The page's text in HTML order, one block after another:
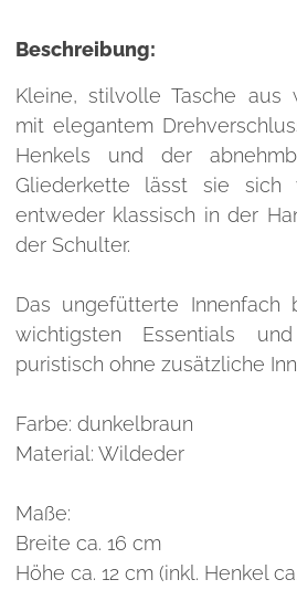
Beschreibung:
Kleine, stilvolle Tasche aus
mit elegantem
Henkels und der
Gliederkette lässt sie sich
entweder klassisch in der
der Schulter.
Das ungefütterte
wichtigsten Essentials
puristisch ohne zusätzliche
Farbe: dunkelbraun
Material: Wildeder
Maße:
Breite ca. 16 cm
Höhe ca. 12 cm (inkl. Henkel